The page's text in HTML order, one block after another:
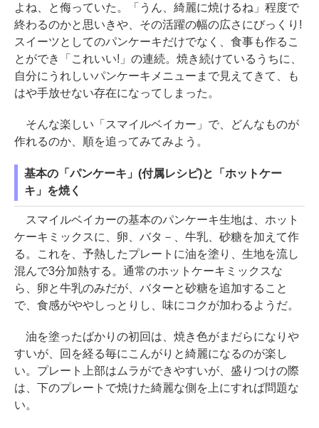
よね、と侮っていた。「うん、綺麗に焼けるね」程度で
終わるのかと思いきや、その活躍の幅の広さにびっくり!
スイーツとしてのパンケーキだけでなく、食事も作るこ
とができ「これいい!」の連続。焼き続けているうちに、
自分にうれしいパンケーキメニューまで見えてきて、も
はや手放せない存在になってしまった。
そんな楽しい「スマイルベイカー」で、どんなものが
作れるのか、順を追ってみてみよう。
基本の「パンケーキ」(付属レシピ)と「ホットケー
キ」を焼く
スマイルベイカーの基本のパンケーキ生地は、ホット
ケーキミックスに、卵、バタ－、牛乳、砂糖を加えて作
る。これを、予熱したプレートに油を塗り、生地を流し
混んで3分加熱する。通常のホットケーキミックスな
ら、卵と牛乳のみだが、バターと砂糖を追加すること
で、食感がややしっとりし、味にコクが加わるようだ。
油を塗ったばかりの初回は、焼き色がまだらになりや
すいが、回を経る毎にこんがりと綺麗になるのが楽し
い。プレート上部はムラができやすいが、盛りつけの際
は、下のプレートで焼けた綺麗な側を上にすれば問題な
い。